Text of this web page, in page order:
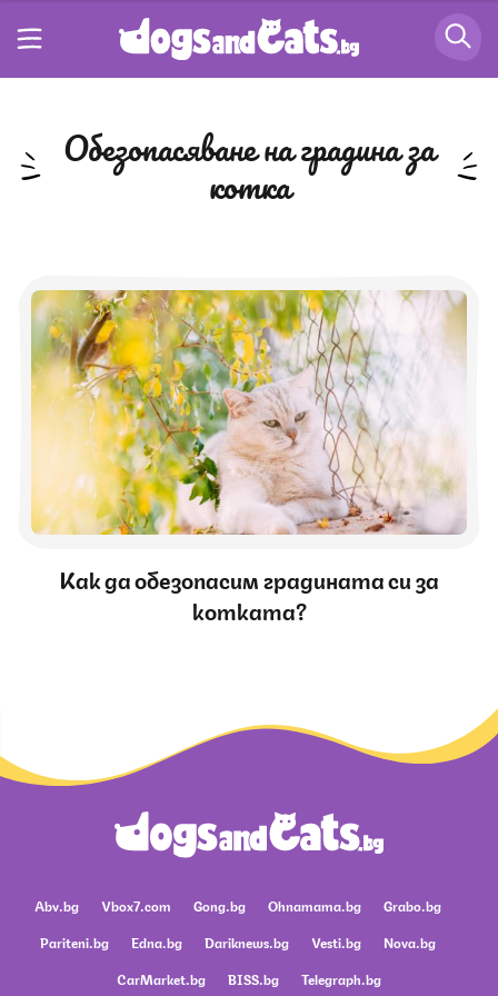
обезопасяване на градина за
котка
Как да обезопасим градината си за
котката?
Abv.bg Vbox7.com Gong.bg Ohnamama.bg
Grabo.bg
Pariteni.bg
Edna.bg Dariknews.bg Vesti.bg
Nova.bg
CarMarket.bg
BISS.bg Telegraph.bg